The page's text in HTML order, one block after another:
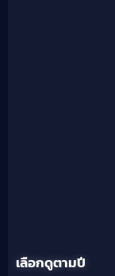
เลือกดูตามปี